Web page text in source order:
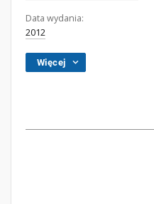
Data wydania:
2012
Więcej